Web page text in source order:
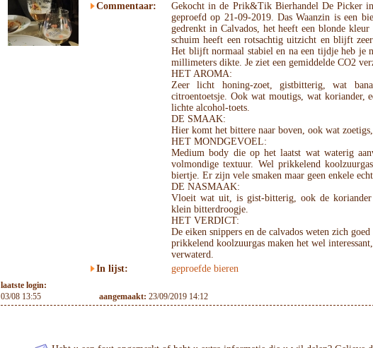
Commentaar:
Gekocht in de Prik&Tik Bierhandel De Picker
geproefd op 21-09-2019. Das Waanzin is een
gedrenkt in Calvados, het heeft een blonde
schuim heeft een rotsachtig uitzicht en blijft
Het blijft normaal stabiel en na een tijdje heb je
millimeters dikte. Je ziet een gemiddelde CO2
HET AROMA:
Zeer licht honing-zoet, gistbitterig, wat
citroentoetsje. Ook wat moutigs, wat koriander,
lichte alcohol-toets.
DE SMAAK:
Hier komt het bittere naar boven, ook wat
HET MONDGEVOEL:
Medium body die op het laatst wat waterig
volmondige textuur. Wel prikkelend
biertje. Er zijn vele smaken maar geen enkele
DE NASMAAK:
Vloeit wat uit, is gist-bitterig, ook de
klein bitterdroogje.
HET VERDICT:
De eiken snippers en de calvados weten zich
prikkelend koolzuurgas maken het wel
verwaterd.
In lijst:
geproefde bieren
laatste login:
03/08 13:55
aangemaakt: 23/09/2019 14:12